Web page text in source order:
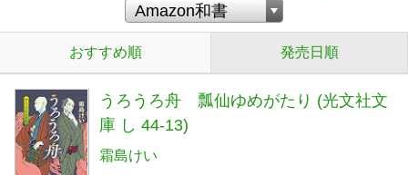
おすすめ順 発売日順
うろうろ舟 瓢仙ゆめがたり (光文社文
庫 し 44-13)
霜島けい